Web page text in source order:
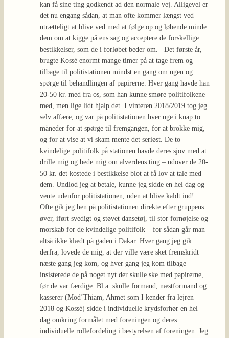
kan få sine ting godkendt ad den normale vej. Alligevel er
det nu engang sådan, at man ofte kommer længst ved
utrætteligt at blive ved med at følge op og løbende minde
dem om at kigge på ens sag og acceptere de forskellige
bestikkelser, som de i forløbet beder om. Det første år,
brugte Kossé enormt mange timer på at tage frem og
tilbage til politistationen mindst en gang om ugen og
spørge til behandlingen af papirerne. Hver gang havde han
20-50 kr. med fra os, som han kunne smøre politifolkene
med, men lige lidt hjalp det. I vinteren 2018/2019 tog jeg
selv affære, og var på politistationen hver uge i knap to
måneder for at spørge til fremgangen, for at brokke mig,
og for at vise at vi skam mente det seriøst. De to
kvindelige politifolk på stationen havde deres sjov med at
drille mig og bede mig om alverdens ting – udover de 20-
50 kr. det kostede i bestikkelse blot at få lov at tale med
dem. Undlod jeg at betale, kunne jeg sidde en hel dag og
vente udenfor politistationen, uden at blive kaldt ind!
Ofte gik jeg hen på politistationen direkte efter gruppens
øver, iført svedigt og støvet dansetøj, til stor fornøjelse og
morskab for de kvindelige politifolk – for sådan går man
altså ikke klædt på gaden i Dakar. Hver gang jeg gik
derfra, lovede de mig, at der ville være sket fremskridt
næste gang jeg kom, og hver gang jeg kom tilbage
insisterede de på noget nyt der skulle ske med papirerne,
før de var færdige. Bl.a. skulle formand, næstformand og
kasserer (Mod’Thiam, Ahmet som I kender fra lejren
2018 og Kossé) sidde i individuelle krydsforhør en hel
dag omkring formålet med foreningen og deres
individuelle rollefordeling i bestyrelsen af foreningen. Jeg